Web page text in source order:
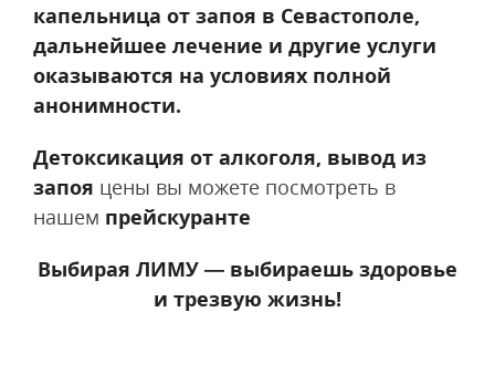
капельница от запоя в Севастополе,
дальнейшее лечение и другие услуги
оказываются на условиях полной
анонимности.
Детоксикация от алкоголя, вывод из
запоя цены вы можете посмотреть в
нашем прейскуранте
Выбирая ЛИМУ — выбираешь здоровье
и трезвую жизнь!